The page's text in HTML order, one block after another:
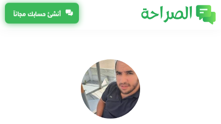
أنشئ حسابك مجاناً